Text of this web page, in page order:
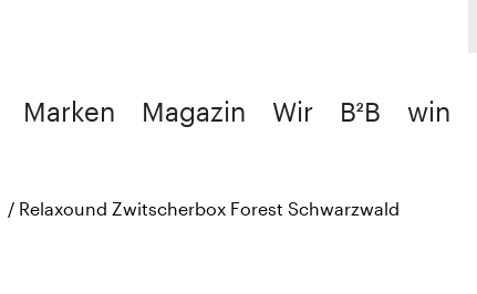
Marken Magazin Wir B²B win
/ Relaxound Zwitscherbox Forest Schwarzwald